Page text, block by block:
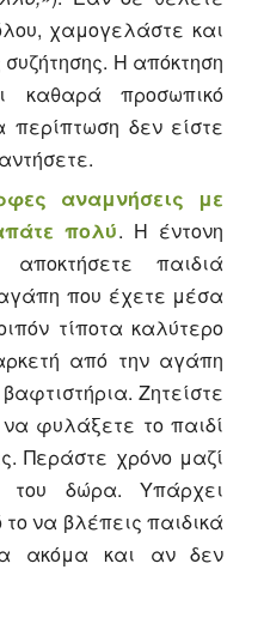
χαμογελάστε και
Η απόκτηση
καθαρά προσωπικό
περίπτωση δεν είστε
αναμνήσεις με
πολύ. Η έντονη
παιδιά
που έχετε μέσα
τίποτα καλύτερο
από την αγάπη
Ζητείστε
φυλάξετε το παιδί
Περάστε χρόνο μαζί
του δώρα. Υπάρχει
να βλέπεις παιδικά
ακόμα και αν δεν